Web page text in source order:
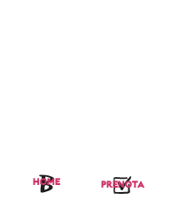
HOME PRENOTA